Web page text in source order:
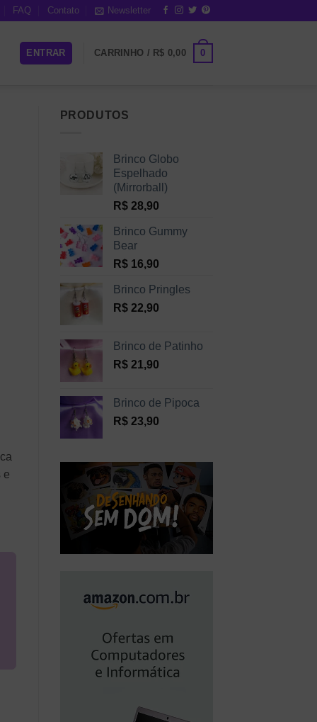
FAQ Contato Newsletter
ENTRAR CARRINHO / R$ 0,00 0
e
PRODUTOS
Brinco Globo
Espelhado
(Mirrorball)
R$28,90
Brinco Gummy
Bear
R$16,90
Brinco Pringles
R$22,90
Brinco de Patinho
R$21,90
Brinco de Pipoca
R$23,90